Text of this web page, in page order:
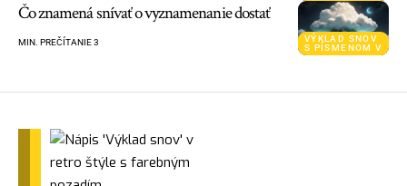
VÝKLAD SNOV
S PÍSMENOM V
Čo znamená snívať o vyznamenanie dostať
MIN. PREČÍTANIE 3